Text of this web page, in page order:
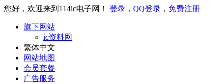
您好，欢迎来到114ic电子网！ 登录 ， QQ登录 ， 免费注册
旗下网站
ic资料网
繁体中文
网站地图
会员套餐
广告服务